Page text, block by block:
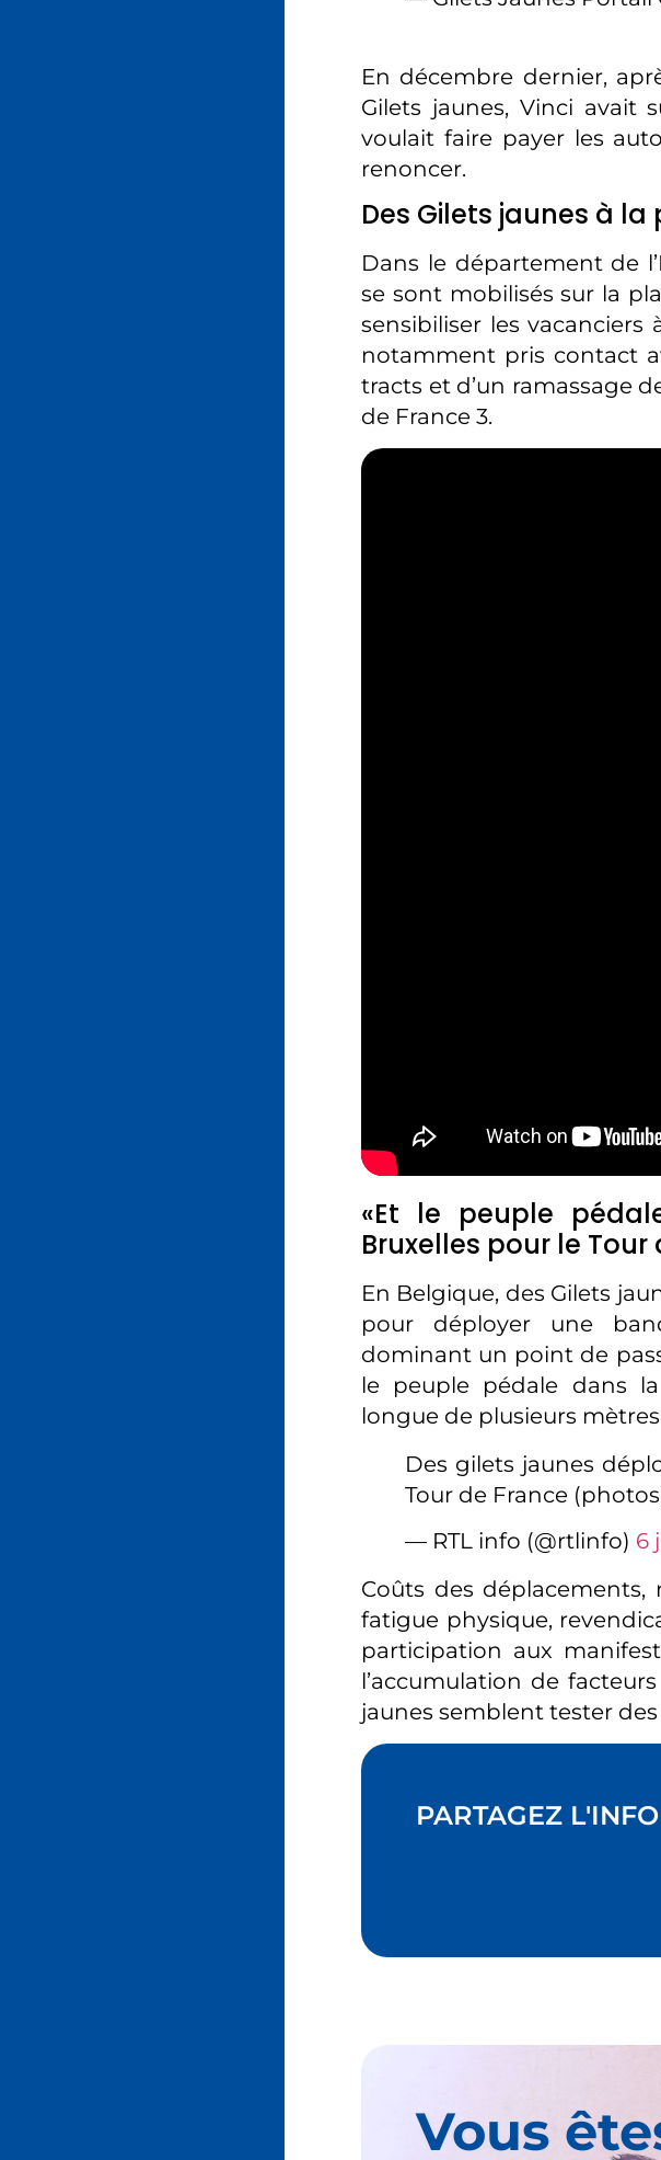
En décembre dernier,
Gilets jaunes, Vinci avait
voulait faire payer les
renoncer.
Des Gilets jaunes à la
Dans le département de
se sont mobilisés sur la
sensibiliser les
notamment pris contact
tracts et d’un ramassage
de France 3.
«Et le peuple
Bruxelles pour le Tour
En Belgique, des Gilets
pour déployer une
dominant un point de
le peuple pédale dans
longue de plusieurs
Des gilets jaunes
Tour de France
— RTL info (@rtlinfo) 6
Coûts des
fatigue physique,
participation aux
l’accumulation de
jaunes semblent tester
PARTAGEZ L'INFO
Vous